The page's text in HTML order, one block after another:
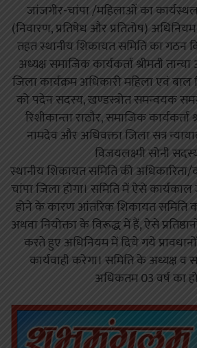
जांजगीर-चांपा /महिलाओं का
(निवारण, प्रतिषेध और प्रतितोष)
तहत स्थानीय शिकायत समिति का गठन
अध्यक्ष समाजिक कार्यकर्ता श्रीमती
जिला कार्यक्रम अधिकारी महिला एवं
को पदेन सदस्य, खण्डस्त्रोत समन्वयक समग्र
रिशीकान्ता राठौर, समाजिक कार्यकर्ता
नामदेव और अधिवक्ता जिला सत्र
विजयलक्ष्मी सोनी
स्थानीय शिकायत समिति की अधिकारिता/
चांपा जिला होगा। समिति में ऐसे
होने के कारण आंतरिक शिकायत समिति
अथवा नियोक्ता के विरूद्ध में हैं, ऐसे
करते हुए अधिनियम में दिये गये
कार्यवाही करेगा। समिति के अध्यक्ष
अधिकतम 03 वर्ष का